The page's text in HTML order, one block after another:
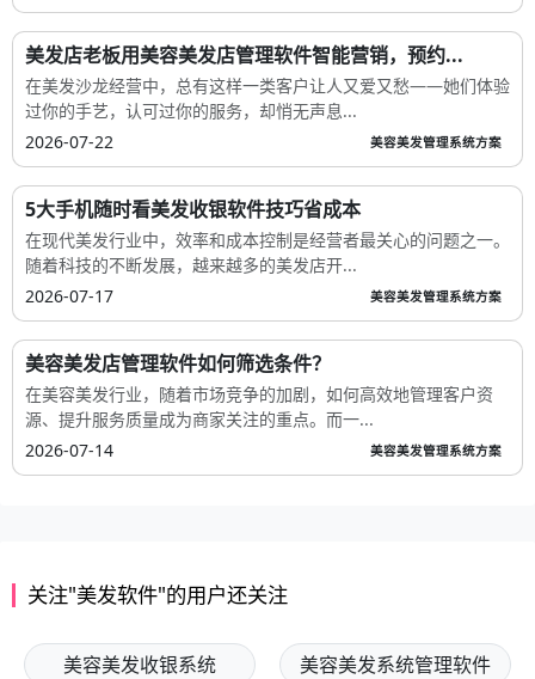
美发店老板用美容美发店管理软件智能营销，预约...
在美发沙龙经营中，总有这样一类客户让人又爱又愁——她们体验
过你的手艺，认可过你的服务，却悄无声息...
2026-07-22
美容美发管理系统方案
5大手机随时看美发收银软件技巧省成本
在现代美发行业中，效率和成本控制是经营者最关心的问题之一。
随着科技的不断发展，越来越多的美发店开...
2026-07-17
美容美发管理系统方案
美容美发店管理软件如何筛选条件？
在美容美发行业，随着市场竞争的加剧，如何高效地管理客户资
源、提升服务质量成为商家关注的重点。而一...
2026-07-14
美容美发管理系统方案
关注"美发软件"的用户还关注
美容美发收银系统 美容美发系统管理软件